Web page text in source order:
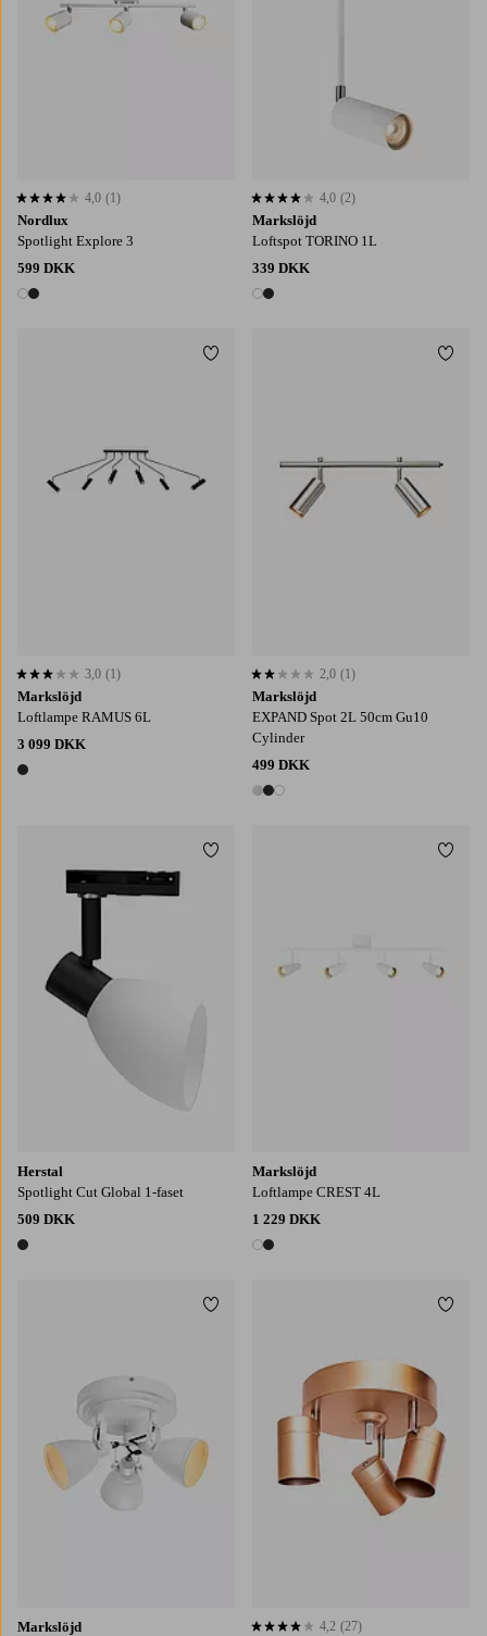
Nordlux
Spotlight Explore 3
599 DKK
2 farver
4,0 baseret på 1 bedømmelser
4,0 (1)
Markslöjd
Loftspot TORINO 1L
339 DKK
2 farver
4,0 baseret på 2 bedømmelser
4,0 (2)
Markslöjd
Loftlampe RAMUS 6L
3 099 DKK
1 farve
3,0 baseret på 1 bedømmelser
3,0 (1)
Tilføj til favoritter
Markslöjd
EXPAND Spot 2L 50cm Gu10
Cylinder
499 DKK
3 farver
2,0 baseret på 1 bedømmelser
2,0 (1)
Herstal
Spotlight Cut Global 1-faset
509 DKK
1 farve
Tilføj til favoritter
Markslöjd
Loftlampe CREST 4L
1 229 DKK
2 farver
Markslöjd
Tilføj til favoritter
4,2 baseret på 27 bedømmelser
4,2 (27)